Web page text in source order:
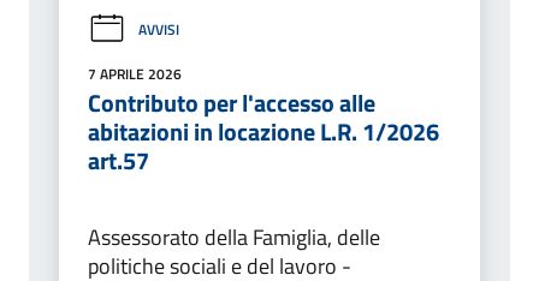
AVVISI
7 APRILE 2026
Contributo per l'accesso alle
abitazioni in locazione L.R. 1/2026
art.57
Assessorato della Famiglia, delle
politiche sociali e del lavoro -